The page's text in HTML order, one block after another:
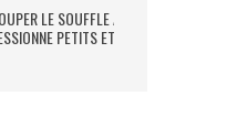
LE SOUFFLE AU
PETITS ET